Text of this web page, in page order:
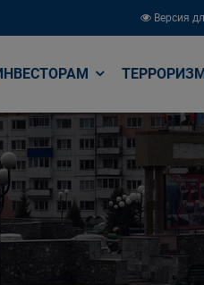
Версия